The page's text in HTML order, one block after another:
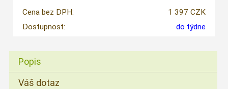
Cena bez DPH:
1 397 CZK
Dostupnost:
do týdne
Popis
Váš dotaz